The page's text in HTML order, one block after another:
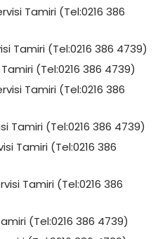
Tamiri (Tel:0216 386
Tamiri (Tel:0216 386 4739)
(Tel:0216 386 4739)
Tamiri (Tel:0216 386
Tamiri (Tel:0216 386 4739)
Tamiri (Tel:0216 386
Tamiri (Tel:0216 386
(Tel:0216 386 4739)